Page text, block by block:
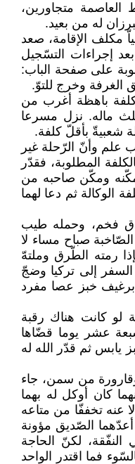
متجاورين،
له من بعيد.
مكلف الإقامة، صعد
إجراءات التسّجيل
على صفحة الباب:
الغرفة وخرج للتوّ.
كلفة باهظة أغرب من
ماله. نزل مسرعا
شعبيةّ بأقلّ كلفة.
علم وأنّ الرّحلة غير
المطلوبة، فقدّر
ومكّن صاحبه من
الوكالة ثم دعا لهما
فخم، وحمله طيب
صباح مساء لا
رمته الطّرق وملتهّ
السفر إلى تركيا وضجّ
برغيف خبز عصا مفرد
لو كانت هناك رقبة
عشر يوما قضّاها
ثم قدّر الله له
من سمن، جاء
كان أوكل له بهما
عنه تخففّا من متاعه
الصّديق مؤونة
النفّقة، لكنّ الحاجة
فما اقتدر الواحد